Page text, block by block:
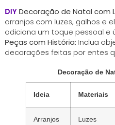
DIYDecoração de Natal com
arranjos com luzes, galhos e
adiciona um toque pessoal e
Peças com História: Inclua
decorações feitas por entes
Decoração de
Ideia Materiais
Arranjos
Luzes